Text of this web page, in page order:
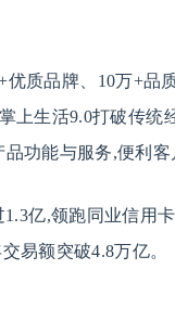
质品牌、10万+品
上生活9.0打破传
功能与服务,便利客
亿,领跑同业信用
易额突破4.8万亿。